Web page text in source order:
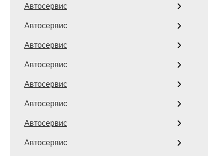
Автосервис
Автосервис
Автосервис
Автосервис
Автосервис
Автосервис
Автосервис
Автосервис